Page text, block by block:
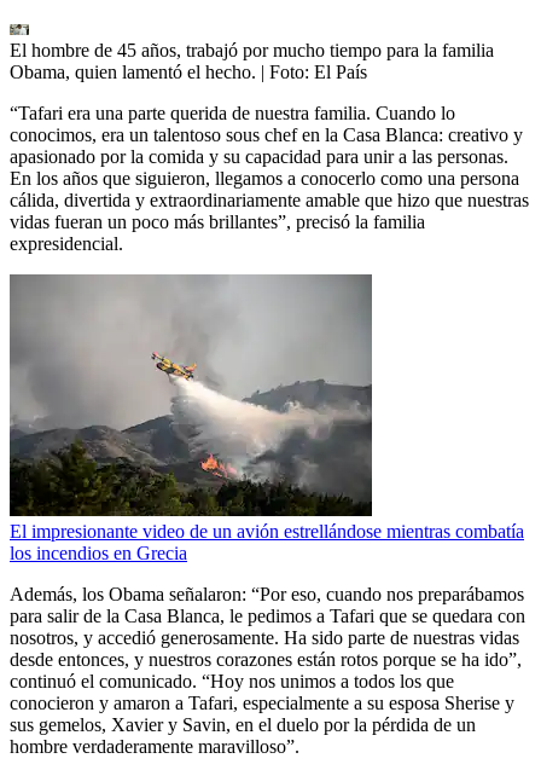
El hombre de 45 años, trabajó por mucho tiempo para la familia
Obama, quien lamentó el hecho. | Foto: El País
“Tafari era una parte querida de nuestra familia. Cuando lo
conocimos, era un talentoso sous chef en la Casa Blanca: creativo y
apasionado por la comida y su capacidad para unir a las personas.
En los años que siguieron, llegamos a conocerlo como una persona
cálida, divertida y extraordinariamente amable que hizo que nuestras
vidas fueran un poco más brillantes”, precisó la familia
expresidencial.
El impresionante video de un avión estrellándose mientras combatía
los incendios en Grecia
Además, los Obama señalaron: “Por eso, cuando nos preparábamos
para salir de la Casa Blanca, le pedimos a Tafari que se quedara con
nosotros, y accedió generosamente. Ha sido parte de nuestras vidas
desde entonces, y nuestros corazones están rotos porque se ha ido”,
continuó el comunicado. “Hoy nos unimos a todos los que
conocieron y amaron a Tafari, especialmente a su esposa Sherise y
sus gemelos, Xavier y Savin, en el duelo por la pérdida de un
hombre verdaderamente maravilloso”.